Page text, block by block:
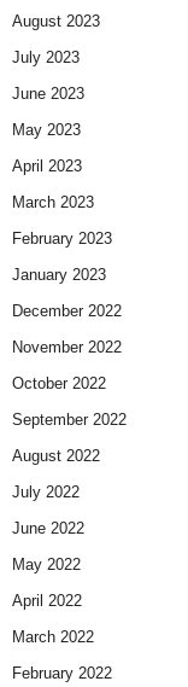
August 2023
July 2023
June 2023
May 2023
April 2023
March 2023
February 2023
January 2023
December 2022
November 2022
October 2022
September 2022
August 2022
July 2022
June 2022
May 2022
April 2022
March 2022
February 2022